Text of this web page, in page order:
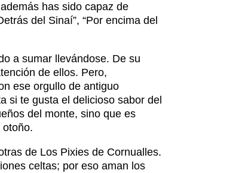
has sido capaz de
del Sinaí”, “Por encima del
a sumar llevándose. De su
de ellos. Pero,
ese orgullo de antiguo
si te gusta el delicioso sabor del
del monte, sino que es
de Los Pixies de Cornualles.
celtas; por eso aman los